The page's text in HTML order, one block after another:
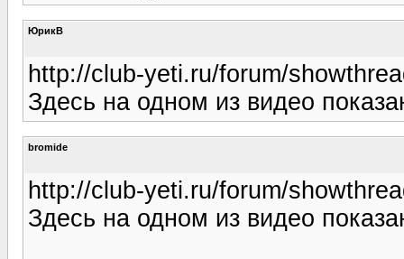
ЮрикВ
http://club-yeti.ru/forum/
Здесь на одном из видео
bromide
http://club-yeti.ru/forum/
Здесь на одном из видео